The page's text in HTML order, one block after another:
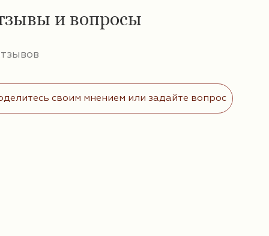
и вопросы
своим мнением или задайте вопрос